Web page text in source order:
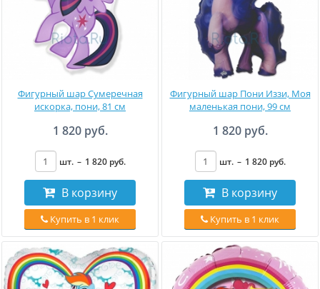
Фигурный шар Сумеречная
искорка, пони, 81 см
1 820 руб.
шт. – 1 820 руб.
В корзину
Купить в 1 клик
Фигурный шар Пони Иззи, Моя
маленькая пони, 99 см
1 820 руб.
шт. – 1 820 руб.
В корзину
Купить в 1 клик